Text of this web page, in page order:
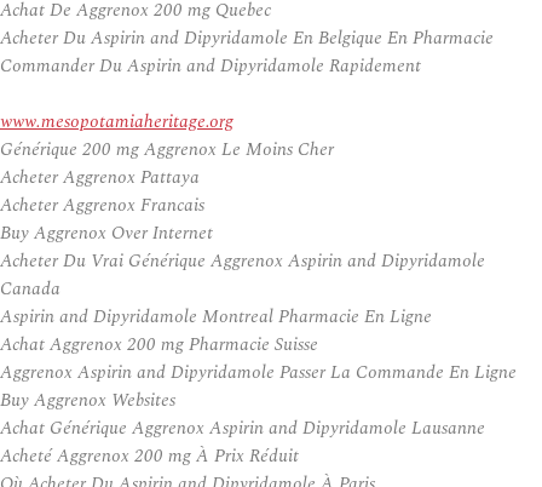
Achat De Aggrenox 200 mg Quebec
Acheter Du Aspirin and Dipyridamole En Belgique En Pharmacie
Commander Du Aspirin and Dipyridamole Rapidement
www.mesopotamiaheritage.org
Générique 200 mg Aggrenox Le Moins Cher
Acheter Aggrenox Pattaya
Acheter Aggrenox Francais
Buy Aggrenox Over Internet
Acheter Du Vrai Générique Aggrenox Aspirin and Dipyridamole
Canada
Aspirin and Dipyridamole Montreal Pharmacie En Ligne
Achat Aggrenox 200 mg Pharmacie Suisse
Aggrenox Aspirin and Dipyridamole Passer La Commande En Ligne
Buy Aggrenox Websites
Achat Générique Aggrenox Aspirin and Dipyridamole Lausanne
Acheté Aggrenox 200 mg À Prix Réduit